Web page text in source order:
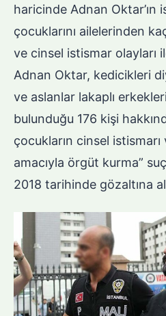
haricinde Adnan Oktar’ın
çocuklarını ailelerinden
ve cinsel istismar olayları
Adnan Oktar, kedicikleri
ve aslanlar lakaplı
bulunduğu 176 kişi
çocukların cinsel
amacıyla örgüt kurma”
2018 tarihinde gözaltına